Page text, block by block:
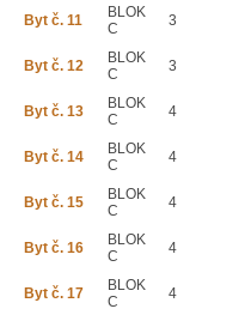
Byt č. 11
BLOK
C
3
Byt č. 12
BLOK
C
3
Byt č. 13
BLOK
C
4
Byt č. 14
BLOK
C
4
Byt č. 15
BLOK
C
4
Byt č. 16
BLOK
C
4
Byt č. 17
BLOK
C
4